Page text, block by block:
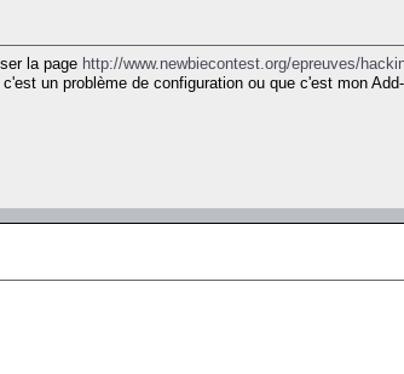
la page http://www.newbiecontest.org/epreuves/
un problème de configuration ou que c'est mon